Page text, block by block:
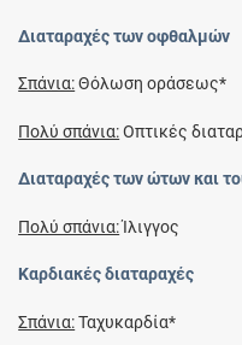
Διαταραχές των οφθαλμών
Σπάνια:Θόλωση οράσεως*
Πολύ σπάνια:Οπτικές
Διαταραχές των ώτων και
Πολύ σπάνια:Ίλιγγος
Καρδιακές διαταραχές
Σπάνια:Ταχυκαρδία*